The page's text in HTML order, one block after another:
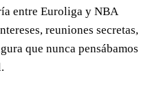
entre Euroliga y NBA
reuniones secretas,
que nunca pensábamos